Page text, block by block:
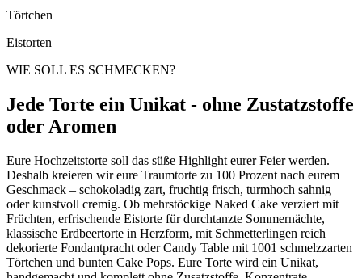
Törtchen
Eistorten
WIE SOLL ES SCHMECKEN?
Jede Torte ein Unikat - ohne Zustatzstoffe
oder Aromen
Eure Hochzeitstorte soll das süße Highlight eurer Feier werden.
Deshalb kreieren wir eure Traumtorte zu 100 Prozent nach eurem
Geschmack – schokoladig zart, fruchtig frisch, turmhoch sahnig
oder kunstvoll cremig. Ob mehrstöckige Naked Cake verziert mit
Früchten, erfrischende Eistorte für durchtanzte Sommernächte,
klassische Erdbeertorte in Herzform, mit Schmetterlingen reich
dekorierte Fondantpracht oder Candy Table mit 1001 schmelzzarten
Törtchen und bunten Cake Pops. Eure Torte wird ein Unikat,